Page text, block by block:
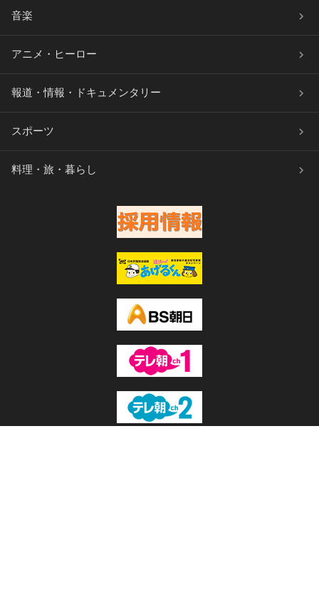
音楽
アニメ・ヒーロー
報道・情報・ドキュメンタリー
スポーツ
料理・旅・暮らし